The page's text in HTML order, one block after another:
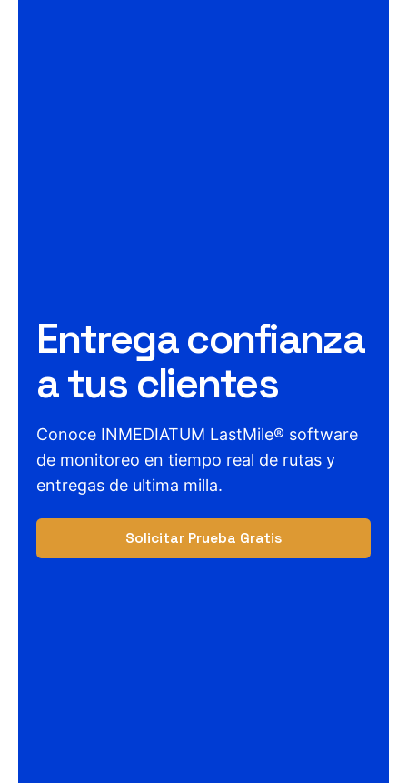
Entrega confianza
a tus clientes
Conoce INMEDIATUM LastMile® software
de monitoreo en tiempo real de rutas y
entregas de ultima milla.
Solicitar Prueba Gratis